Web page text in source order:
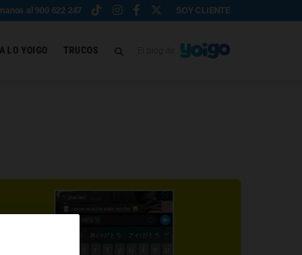
al 900 622 247 SOY CLIENTE
A LO YOIGO TRUCOS